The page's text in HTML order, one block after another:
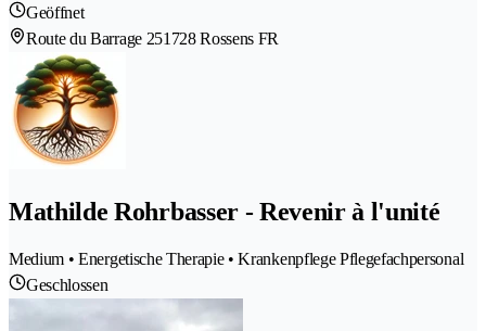
Geöffnet
Route du Barrage 251728 Rossens FR
Mathilde Rohrbasser - Revenir à l'unité
Medium • Energetische Therapie • Krankenpflege Pflegefachpersonal
Geschlossen